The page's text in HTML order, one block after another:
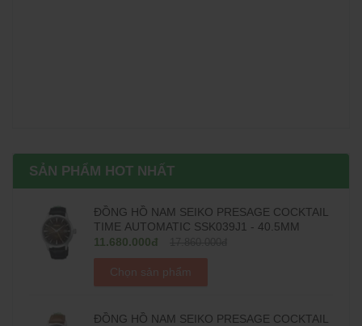
SẢN PHẨM HOT NHẤT
ĐỒNG HỒ NAM SEIKO PRESAGE COCKTAIL
TIME AUTOMATIC SSK039J1 - 40.5MM
11.680.000đ
Chọn sản phẩm
ĐỒNG HỒ NAM SEIKO PRESAGE COCKTAIL